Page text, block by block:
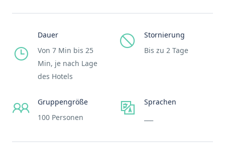
Dauer
Von 7 Min bis 25
Min, je nach Lage
des Hotels
Stornierung
Bis zu 2 Tage
Gruppengröße
100 Personen
Sprachen